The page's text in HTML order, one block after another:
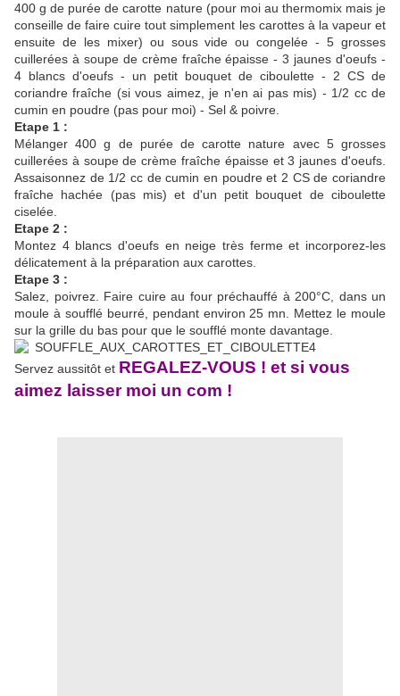
400 g de purée de carotte nature (pour moi au thermomix mais je
conseille de faire cuire tout simplement les carottes à la vapeur et
ensuite de les mixer) ou sous vide ou congelée - 5 grosses
cuillerées à soupe de crème fraîche épaisse - 3 jaunes d'oeufs -
4 blancs d'oeufs - un petit bouquet de ciboulette - 2 CS de
coriandre fraîche (si vous aimez, je n'en ai pas mis) - 1/2 cc de
cumin en poudre (pas pour moi) - Sel & poivre.
Etape 1 :
Mélanger 400 g de purée de carotte nature avec 5 grosses
cuillerées à soupe de crème fraîche épaisse et 3 jaunes d'oeufs.
Assaisonnez de 1/2 cc de cumin en poudre et 2 CS de coriandre
fraîche hachée (pas mis) et d'un petit bouquet de ciboulette
ciselée.
Etape 2 :
Montez 4 blancs d'oeufs en neige très ferme et incorporez-les
délicatement à la préparation aux carottes.
Etape 3 :
Salez, poivrez. Faire cuire au four préchauffé à 200°C, dans un
moule à soufflé beurré, pendant environ 25 mn. Mettez le moule
sur la grille du bas pour que le soufflé monte davantage.
Servez aussitôt et REGALEZ-VOUS ! et si vous
aimez laisser moi un com !